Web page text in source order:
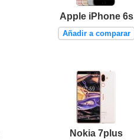
Apple iPhone 6s
Añadir a comparar
Nokia 7plus